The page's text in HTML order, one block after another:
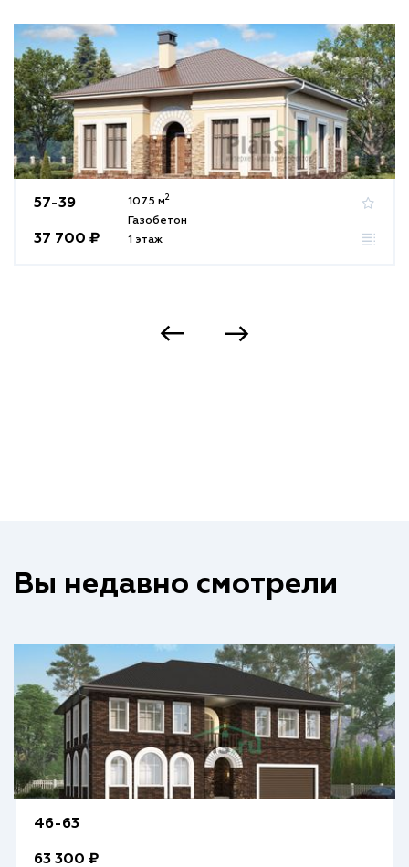
57-39
37 700 ₽
107.5 м2
Газобетон
1 этаж
Вы недавно смотрели
46-63
63 300 ₽